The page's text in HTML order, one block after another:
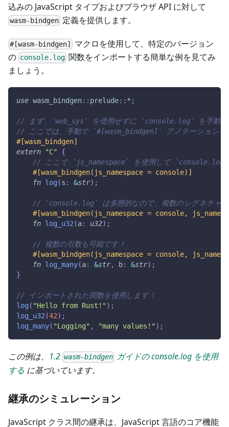
込みの JavaScript タイプおよびブラウザ API に対して
wasm-bindgen 定義を提供します。
#[wasm-bindgen]
マクロを使用して、特定のバージョン
の console.log 関数をインポートする簡単な例を見てみ
ましょう。
use wasm_bindgen:: prelude:: * ;
// まず、`web_sys` を使用せずに `console.log` を手動で
// ここでは、手動で `#[wasm_bindgen]` アノテーションを
#[wasm_bindgen]
extern
"C"
{
// ここで `js_namespace` を使用して
#[wasm_bindgen(js_namespace = console)]
fn log(s : &str) ;
// `console.log` は多態的なので、複数のシグネチャを
#[wasm_bindgen(js_namespace = console,
fn log_u32(a: u32) ;
// 複数の引数も可能です！
#[wasm_bindgen(js_namespace = console,
fn log_many(a: &str, b: &str) ;
}
// インポートされた関数を使用します！
log( "Hello from Rust!" ) ;
log_u32(42) ;
log_many( "Logging" , "many values!" ) ;
この例は、 1.2 wasm-bindgen
ガイドの console.log を使用
する に基づいています。
継承のシミュレーション
JavaScript クラス間の継承は、JavaScript 言語のコア機能